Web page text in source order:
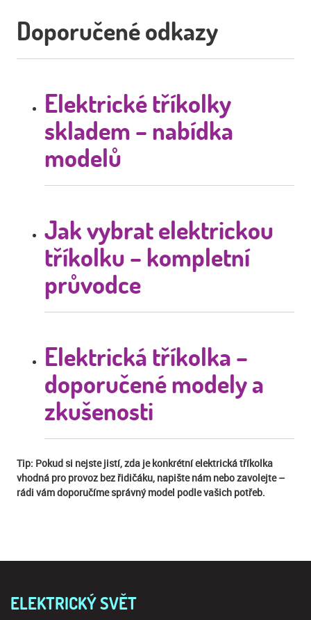
Doporučené odkazy
Elektrické tříkolky
skladem – nabídka
modelů
Jak vybrat elektrickou
tříkolku – kompletní
průvodce
Elektrická tříkolka –
doporučené modely a
zkušenosti
Tip: Pokud si nejste jistí, zda je konkrétní elektrická tříkolka
vhodná pro provoz bez řidičáku, napište nám nebo zavolejte –
rádi vám doporučíme správný model podle vašich potřeb.
ELEKTRICKÝ SVĚT